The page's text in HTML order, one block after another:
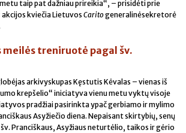
taip pat dažniau prireikia“, – prisidėti prie
kviečia Lietuvos Caritogeneralinėsekretorė
meilės treniruotė pagal šv.
arkivyskupas Kęstutis Kėvalas – vienas iš
krepšelio“ iniciatyva vienu metu vyktų visoje
pradžiai pasirinkta ypač gerbiamo ir mylimo
Asyžiečio diena. Nepaisant skirtybių, senų
Pranciškaus, Asyžiaus neturtėlio, taikos ir gėrio